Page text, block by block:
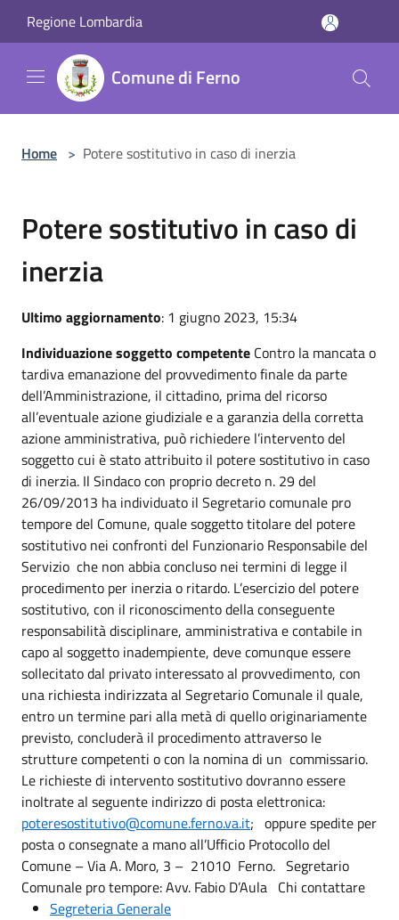
Regione Lombardia
Comune di Ferno
Home > Potere sostitutivo in caso di inerzia
Potere sostitutivo in caso di
inerzia
Ultimo aggiornamento: 1 giugno 2023, 15:34
Individuazione soggetto competente Contro la mancata o
tardiva emanazione del provvedimento finale da parte
dell’Amministrazione, il cittadino, prima del ricorso
all’eventuale azione giudiziale e a garanzia della corretta
azione amministrativa, può richiedere l’intervento del
soggetto cui è stato attribuito il potere sostitutivo in caso
di inerzia. Il Sindaco con proprio decreto n. 29 del
26/09/2013 ha individuato il Segretario comunale pro
tempore del Comune, quale soggetto titolare del potere
sostitutivo nei confronti del Funzionario Responsabile del
Servizio che non abbia concluso nei termini di legge il
procedimento per inerzia o ritardo. L’esercizio del potere
sostitutivo, con il riconoscimento della conseguente
responsabilità disciplinare, amministrativa e contabile in
capo al soggetto inadempiente, deve comunque essere
sollecitato dal privato interessato al provvedimento, con
una richiesta indirizzata al Segretario Comunale il quale,
entro un termine pari alla metà di quello originariamente
previsto, concluderà il procedimento attraverso le
strutture competenti o con la nomina di un commissario.
Le richieste di intervento sostitutivo dovranno essere
inoltrate al seguente indirizzo di posta elettronica:
poteresostitutivo@comune.ferno.va.it; oppure spedite per
posta o consegnate a mano all’Ufficio Protocollo del
Comune – Via A. Moro, 3 – 21010 Ferno. Segretario
Comunale pro tempore: Avv. Fabio D’Aula Chi contattare
Segreteria Generale